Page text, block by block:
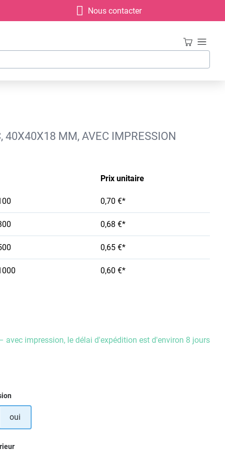
Nous contacter
40X40X18 MM, AVEC IMPRESSION
Prix unitaire
0,70 €*
0,68 €*
0,65 €*
0,60 €*
avec impression, le délai d'expédition est d'environ 8 jours
oui